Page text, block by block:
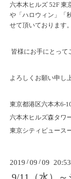
六本木ヒルズ 52F 東
や「ハロウィン」「
せて頂いております。
皆様にお手にとって
よろしくお願い申し
東京都港区六本木6-
六本木ヒルズ森タワ
東京シティビュース
2019 /09 /09 20:53